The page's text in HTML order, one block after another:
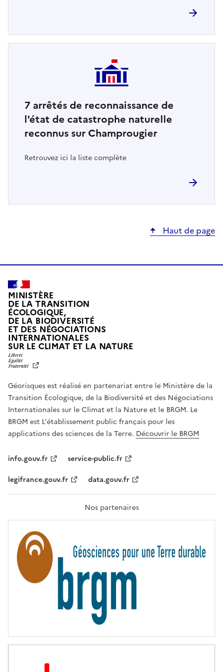
7 arrêtés de reconnaissance de
l'état de catastrophe naturelle
reconnus sur Champrougier
Retrouvez ici la liste complète
Haut de page
MINISTÈRE
DE LA TRANSITION
ÉCOLOGIQUE,
DE LA BIODIVERSITÉ
ET DES NÉGOCIATIONS
INTERNATIONALES
SUR LE CLIMAT ET LA NATUREL
T
É
,
É
G
A
L
F
A
T
R
T
É
Géorisques est réalisé en partenariat entre le Ministère de la
Transition Écologique, de la Biodiversité et des Négociations
Internationales sur le Climat et la Nature et le BRGM. Le
BRGM est L'établissement public français pour les
applications des sciences de la Terre. Découvrir le BRGM
info.gouv.fr
service-public.fr
legifrance.gouv.fr
data.gouv.fr
Nos partenaires